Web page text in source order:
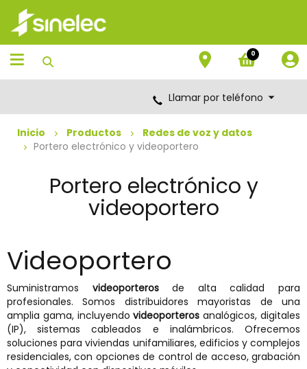
Saltar
contenido
Saltar
menú
de
navegación
0
Llamar por teléfono
Inicio Productos
Redes de voz y datos
Portero electrónico y videoportero
Portero electrónico y
videoportero
Videoportero
Suministramos videoporterosde alta calidad para
profesionales. Somos distribuidores mayoristas de una
amplia gama, incluyendovideoporteros analógicos, digitales
(IP), sistemas cableados e inalámbricos. Ofrecemos
soluciones para viviendas unifamiliares, edificios y complejos
residenciales, con opciones de control de acceso, grabación